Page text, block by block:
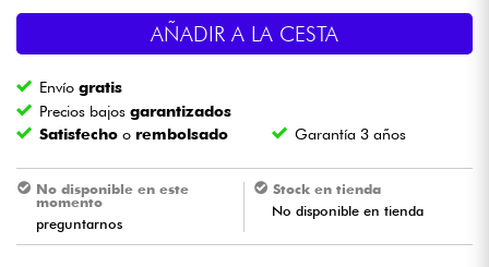
Luces
Vientos
Violines y cuarteto
Niños
AÑADIR A LA CESTA
Envíogratis
Precios bajosgarantizados
Satisfecho o rembolsado Garantía 3 años
No disponible en este
momento
preguntarnos
Stock en tienda
No disponible en tienda